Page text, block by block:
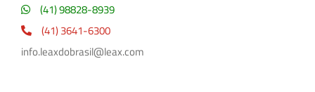
(41) 98828-8939
(41) 3641-6300
info.leaxdobrasil@leax.com